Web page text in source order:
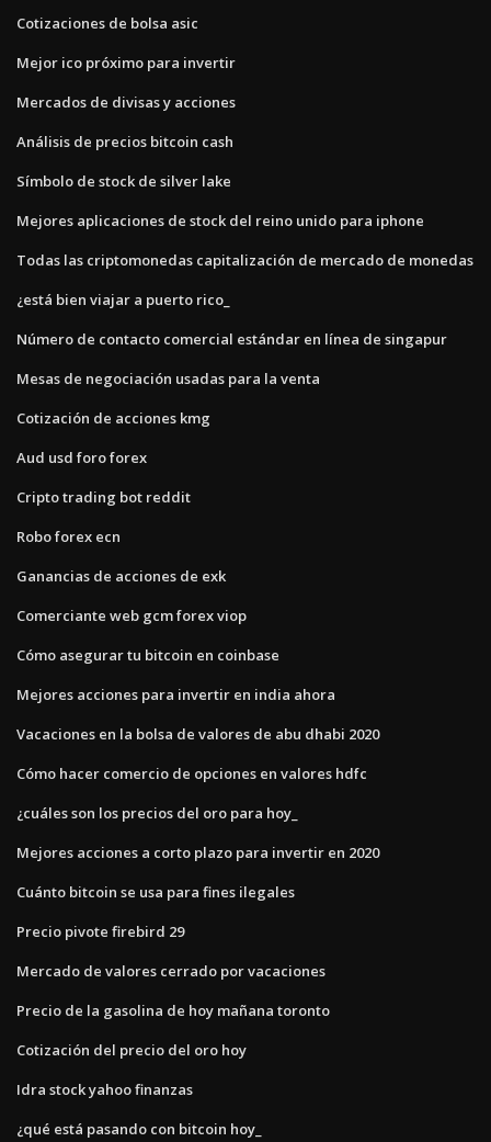
Cotizaciones de bolsa asic
Mejor ico próximo para invertir
Mercados de divisas y acciones
Análisis de precios bitcoin cash
Símbolo de stock de silver lake
Mejores aplicaciones de stock del reino unido para iphone
Todas las criptomonedas capitalización de mercado de monedas
¿está bien viajar a puerto rico_
Número de contacto comercial estándar en línea de singapur
Mesas de negociación usadas para la venta
Cotización de acciones kmg
Aud usd foro forex
Cripto trading bot reddit
Robo forex ecn
Ganancias de acciones de exk
Comerciante web gcm forex viop
Cómo asegurar tu bitcoin en coinbase
Mejores acciones para invertir en india ahora
Vacaciones en la bolsa de valores de abu dhabi 2020
Cómo hacer comercio de opciones en valores hdfc
¿cuáles son los precios del oro para hoy_
Mejores acciones a corto plazo para invertir en 2020
Cuánto bitcoin se usa para fines ilegales
Precio pivote firebird 29
Mercado de valores cerrado por vacaciones
Precio de la gasolina de hoy mañana toronto
Cotización del precio del oro hoy
Idra stock yahoo finanzas
¿qué está pasando con bitcoin hoy_